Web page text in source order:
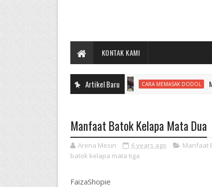
KONTAK KAMI
Artikel BaruCARA MEMASAK DODOL Mengolah
Manfaat Batok Kelapa Mata Dua
Arena Mesin 6 years ago Manfaat
batok kelapa mata tiga
FaizaShopie